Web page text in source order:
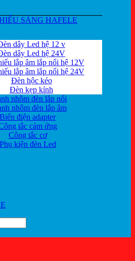
SÁNG HAFELE
dây Led hệ 12 v
dây Led hệ 24V
lắp âm lắp nổi hệ 12V
lắp âm lắp nổi hệ 24V
Đèn hộc kéo
Đèn kẹp kính
nhôm đèn lắp nổi
nhôm đèn lắp âm
Biến điện adapter
tắc cảm ứng
Công tắc cơ
Phụ kiện đèn Led